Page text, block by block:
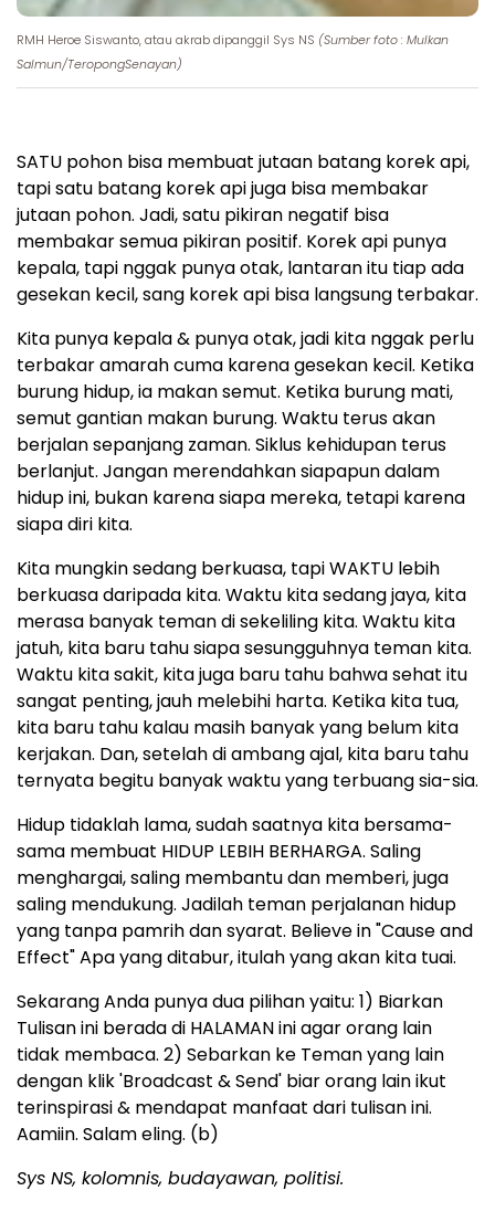
RMH Heroe Siswanto, atau akrab dipanggil Sys NS (Sumber foto : Mulkan
Salmun/TeropongSenayan)
SATU pohon bisa membuat jutaan batang korek api,
tapi satu batang korek api juga bisa membakar
jutaan pohon. Jadi, satu pikiran negatif bisa
membakar semua pikiran positif. Korek api punya
kepala, tapi nggak punya otak, lantaran itu tiap ada
gesekan kecil, sang korek api bisa langsung terbakar.
Kita punya kepala & punya otak, jadi kita nggak perlu
terbakar amarah cuma karena gesekan kecil. Ketika
burung hidup, ia makan semut. Ketika burung mati,
semut gantian makan burung. Waktu terus akan
berjalan sepanjang zaman. Siklus kehidupan terus
berlanjut. Jangan merendahkan siapapun dalam
hidup ini, bukan karena siapa mereka, tetapi karena
siapa diri kita.
Kita mungkin sedang berkuasa, tapi WAKTU lebih
berkuasa daripada kita. Waktu kita sedang jaya, kita
merasa banyak teman di sekeliling kita. Waktu kita
jatuh, kita baru tahu siapa sesungguhnya teman kita.
Waktu kita sakit, kita juga baru tahu bahwa sehat itu
sangat penting, jauh melebihi harta. Ketika kita tua,
kita baru tahu kalau masih banyak yang belum kita
kerjakan. Dan, setelah di ambang ajal, kita baru tahu
ternyata begitu banyak waktu yang terbuang sia-sia.
Hidup tidaklah lama, sudah saatnya kita bersama-
sama membuat HIDUP LEBIH BERHARGA. Saling
menghargai, saling membantu dan memberi, juga
saling mendukung. Jadilah teman perjalanan hidup
yang tanpa pamrih dan syarat. Believe in "Cause and
Effect" Apa yang ditabur, itulah yang akan kita tuai.
Sekarang Anda punya dua pilihan yaitu: 1) Biarkan
Tulisan ini berada di HALAMAN ini agar orang lain
tidak membaca. 2) Sebarkan ke Teman yang lain
dengan klik 'Broadcast & Send' biar orang lain ikut
terinspirasi & mendapat manfaat dari tulisan ini.
Aamiin. Salam eling. (b)
Sys NS, kolomnis, budayawan, politisi.